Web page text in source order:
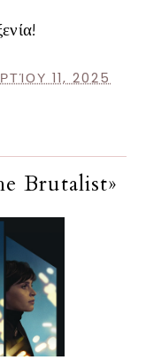
11, 2025
Brutalist»